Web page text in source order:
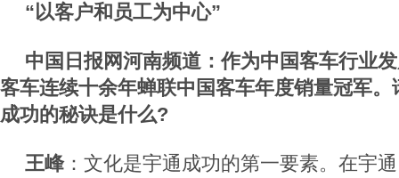
“以客户和员工为中心”
中国日报网河南频道：作为中国客车行业
客车连续十余年蝉联中国客车年度销量冠军
成功的秘诀是什么?
王峰：文化是宇通成功的第一要素。在宇